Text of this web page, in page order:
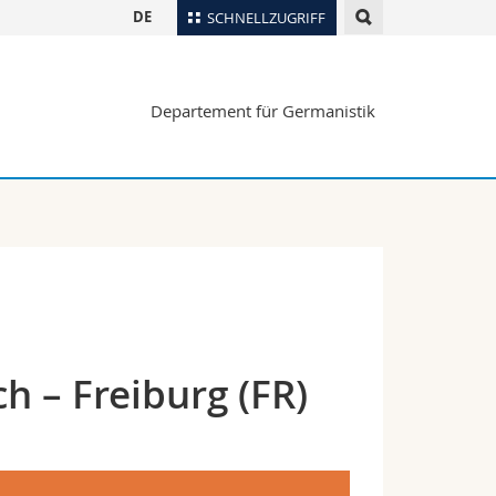
SCHNELLZUGRIFF
Ortsplan
Webmail
DE
Departement für Germanistik
– Freiburg (FR)